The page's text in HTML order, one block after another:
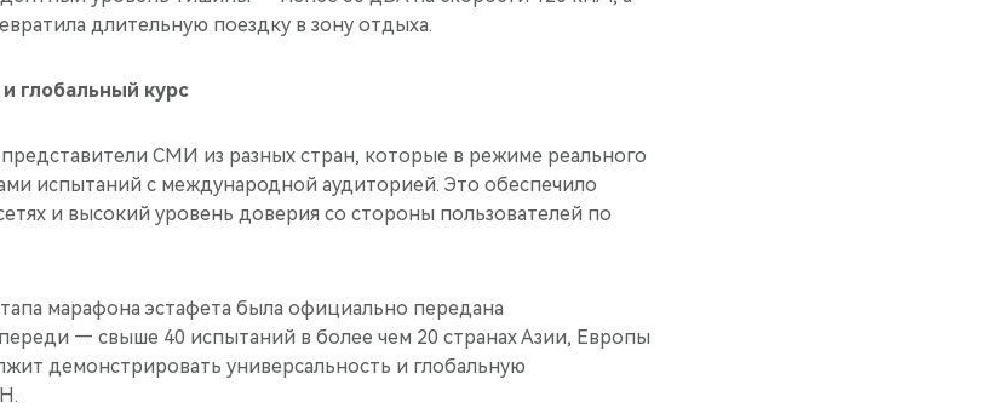
длительную поездку в зону отдыха.
глобальный курс
СМИ из разных стран, которые в режиме реального
испытаний с международной аудиторией. Это обеспечило
и высокий уровень доверия со стороны пользователей по
марафона эстафета была официально передана
— свыше 40 испытаний в более чем 20 странах Азии, Европы
демонстрировать универсальность и глобальную